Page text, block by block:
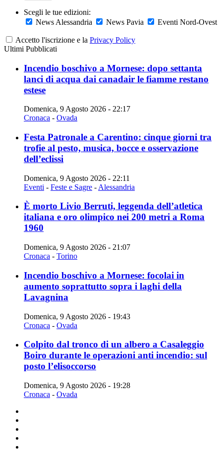
Scegli le tue edizioni:
News Alessandria
News Pavia Eventi Nord-Ovest
Accetto l'iscrizione e la Privacy Policy
Ultimi Pubblicati
Incendio boschivo a Mornese: dopo settanta
lanci di acqua dai canadair le fiamme restano
estese
Domenica, 9 Agosto 2026 - 22:17
Cronaca - Ovada
Festa Patronale a Carentino: cinque giorni tra
trofie al pesto, musica, bocce e osservazione
dell’eclissi
Domenica, 9 Agosto 2026 - 22:11
Eventi - Feste e Sagre - Alessandria
È morto Livio Berruti, leggenda dell’atletica
italiana e oro olimpico nei 200 metri a Roma
1960
Domenica, 9 Agosto 2026 - 21:07
Cronaca - Torino
Incendio boschivo a Mornese: focolai in
aumento soprattutto sopra i laghi della
Lavagnina
Domenica, 9 Agosto 2026 - 19:43
Cronaca - Ovada
Colpito dal tronco di un albero a Casaleggio
Boiro durante le operazioni anti incendio: sul
posto l’elisoccorso
Domenica, 9 Agosto 2026 - 19:28
Cronaca - Ovada